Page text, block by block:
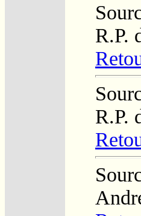
R.P.
R.P.